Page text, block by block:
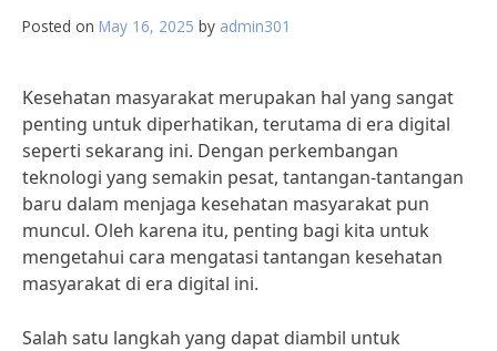
Posted on May 16, 2025 by admin301
Kesehatan masyarakat merupakan hal yang sangat
penting untuk diperhatikan, terutama di era digital
seperti sekarang ini. Dengan perkembangan
teknologi yang semakin pesat, tantangan-tantangan
baru dalam menjaga kesehatan masyarakat pun
muncul. Oleh karena itu, penting bagi kita untuk
mengetahui cara mengatasi tantangan kesehatan
masyarakat di era digital ini.
Salah satu langkah yang dapat diambil untuk